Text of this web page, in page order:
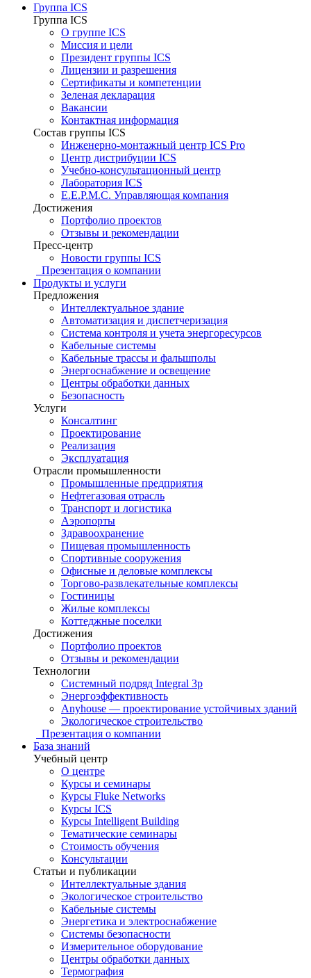
Группа ICS
Группа ICS
О группе ICS
Миссия и цели
Президент группы ICS
Лицензии и разрешения
Сертификаты и компетенции
Зеленая декларация
Вакансии
Контактная информация
Состав группы ICS
Инженерно-монтажный центр ICS Pro
Центр дистрибуции ICS
Учебно-консультационный центр
Лаборатория ICS
E.E.P.M.C. Управляющая компания
Достижения
Портфолио проектов
Отзывы и рекомендации
Пресс-центр
Новости группы ICS
Презентация о компании
Продукты и услуги
Предложения
Интеллектуальное здание
Автоматизация и диспетчеризация
Система контроля и учета энергоресурсов
Кабельные системы
Кабельные трассы и фальшполы
Энергоснабжение и освещение
Центры обработки данных
Безопасность
Услуги
Консалтинг
Проектирование
Реализация
Эксплуатация
Отрасли промышленности
Промышленные предприятия
Нефтегазовая отрасль
Транспорт и логистика
Аэропорты
Здравоохранение
Пищевая промышленность
Спортивные сооружения
Офисные и деловые комплексы
Торгово-развлекательные комплексы
Гостиницы
Жилые комплексы
Коттеджные поселки
Достижения
Портфолио проектов
Отзывы и рекомендации
Технологии
Системный подряд Integral 3p
Энергоэффективность
Anyhouse — проектирование устойчивых зданий
Экологическое строительство
Презентация о компании
База знаний
Учебный центр
О центре
Курсы и семинары
Курсы Fluke Networks
Курсы ICS
Курсы Intelligent Building
Тематические семинары
Стоимость обучения
Консультации
Статьи и публикации
Интеллектуальные здания
Экологическое строительство
Кабельные системы
Энергетика и электроснабжение
Системы безопасности
Измерительное оборудование
Центры обработки данных
Термография